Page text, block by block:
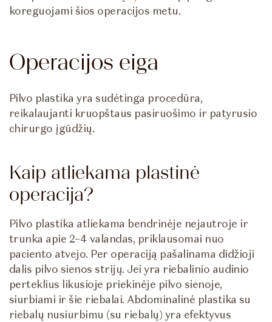
koreguojami šios operacijos metu.
Operacijos eiga
Pilvo plastika yra sudėtinga procedūra,
reikalaujanti kruopštaus pasiruošimo ir patyrusio
chirurgo įgūdžių.
Kaip atliekama plastinė
operacija?
Pilvo plastika atliekama bendrinėje nejautroje ir
trunka apie 2–4 valandas, priklausomai nuo
paciento atvejo. Per operaciją pašalinama didžioji
dalis pilvo sienos strijų. Jei yra riebalinio audinio
perteklius likusioje priekinėje pilvo sienoje,
siurbiami ir šie riebalai. Abdominalinė plastika su
riebalų nusiurbimu (su riebalų) yra efektyvus